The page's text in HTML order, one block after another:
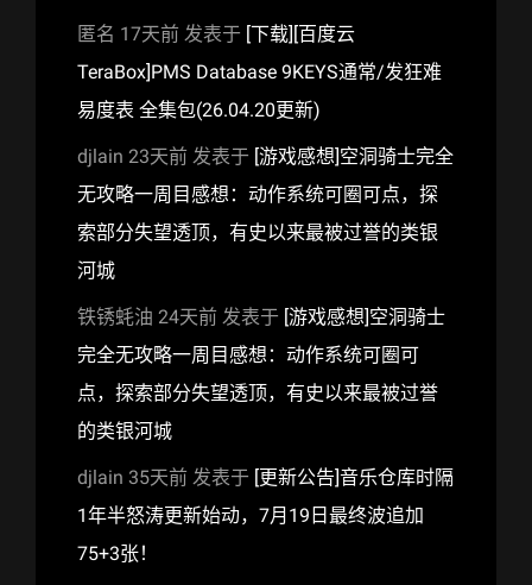
匿名 17天前 发表于 [下载][百度云
TeraBox]PMS Database 9KEYS通常/发狂难
易度表 全集包(26.04.20更新)
djlain 23天前 发表于 [游戏感想]空洞骑士完全
无攻略一周目感想：动作系统可圈可点，探
索部分失望透顶，有史以来最被过誉的类银
河城
铁锈蚝油 24天前 发表于 [游戏感想]空洞骑士
完全无攻略一周目感想：动作系统可圈可
点，探索部分失望透顶，有史以来最被过誉
的类银河城
djlain 35天前 发表于 [更新公告]音乐仓库时隔
1年半怒涛更新始动，7月19日最终波追加
75+3张！